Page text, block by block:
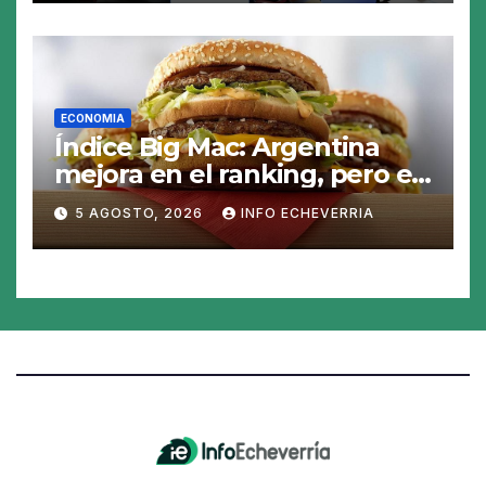
ECONOMIA
Índice Big Mac: Argentina
mejora en el ranking, pero el
peso sigue sobrevaluado un
19%
5 AGOSTO, 2026 INFO ECHEVERRIA